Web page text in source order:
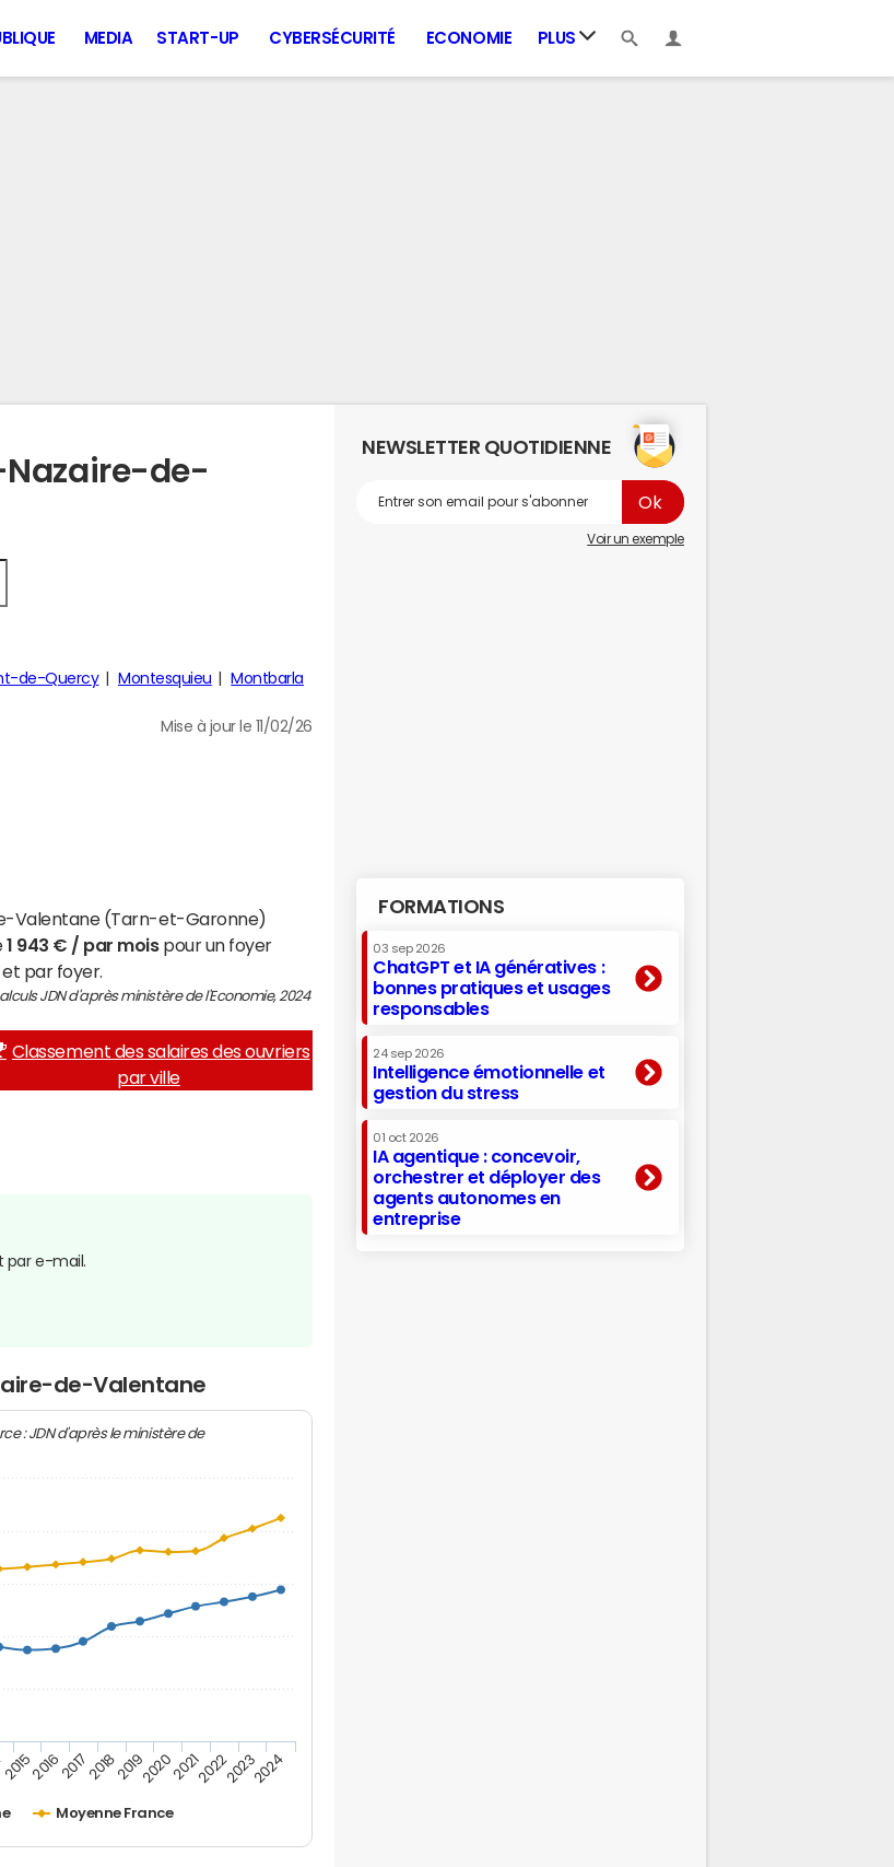
MEDIA START-UP CYBERSÉCURITÉ ECONOMIE PLUS
Nazaire-de-
de-Quercy Montesquieu Montbarla
Mise à jour le 11/02/26
Valentane (Tarn-et-Garonne)
1 943 € / par moispour un foyer
par foyer.
JDN d'après ministère de l'Economie, 2024
Classement des salaires des ouvriers
par ville
par e-mail.
de-Valentane
: JDN d'après le ministère de
Moyenne France
2015201620172018201920202021202220232024
NEWSLETTER QUOTIDIENNE
Voir un exemple
FORMATIONS
03 sep 2026
ChatGPT et IA génératives :
bonnes pratiques et usages
responsables
24 sep 2026
Intelligence émotionnelle et
gestion du stress
01 oct 2026
IA agentique : concevoir,
orchestrer et déployer des
agents autonomes en
entreprise